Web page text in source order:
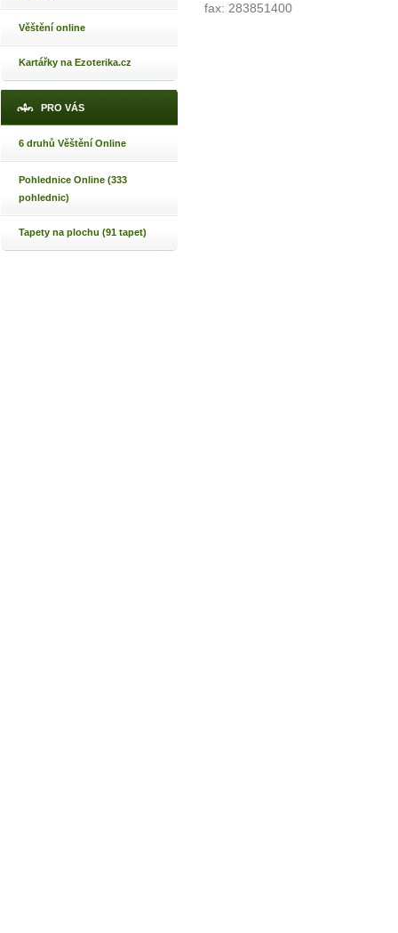
Věštění online
Kartářky na Ezoterika.cz
PRO VÁS
6 druhů Věštění Online
Pohlednice Online (333
pohlednic)
Tapety na plochu (91 tapet)
fax: 283851400